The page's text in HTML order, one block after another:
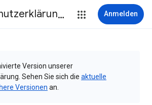
Datenschutzerklärung & Nutzungsbedingungen Anmelden
Version unserer
Sehen Sie sich die aktuelle
Versionen an.